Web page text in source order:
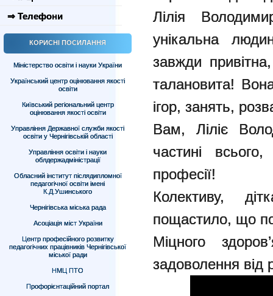
⇒ Телефони
КОРИСНІ ПОСИЛАННЯ
Міністерство освіти і науки України
Український центр оцінювання якості
освіти
Київський регіональний центр
оцінювання якості освіти
Управління Державної служби якості
освіти у Чернігівській області
Управління освіти і науки
облдержадміністрації
Обласний інститут післядипломної
педагогічної освіти імені
К.Д.Ушинського
Чернігівська міська рада
Асоціація міст України
Центр професійного розвитку
педагогічних працівників Чернігівської
міської ради
НМЦ ПТО
Профорієнтаційний портал
Лілія
унікальна
завжди
талановита!
ігор, занять,
Вам, Ліліє
частині
професії!
Колективу,
пощастило, що
Міцного
задоволення від